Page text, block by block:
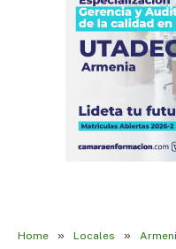
Home » Locales »